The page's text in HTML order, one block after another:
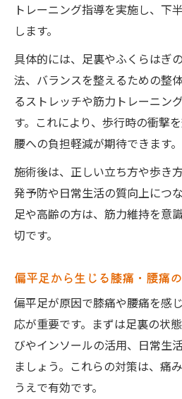
トレーニング指導を実施し、下
します。
具体的には、足裏やふくらはぎ
法、バランスを整えるための整
るストレッチや筋力トレーニン
す。これにより、歩行時の衝撃
腰への負担軽減が期待できます。
施術後は、正しい立ち方や歩き
発予防や日常生活の質向上につ
足や高齢の方は、筋力維持を意
切です。
偏平足から生じる膝痛・腰痛
偏平足が原因で膝痛や腰痛を感
応が重要です。まずは足裏の状
びやインソールの活用、日常生
ましょう。これらの対策は、痛
うえで有効です。